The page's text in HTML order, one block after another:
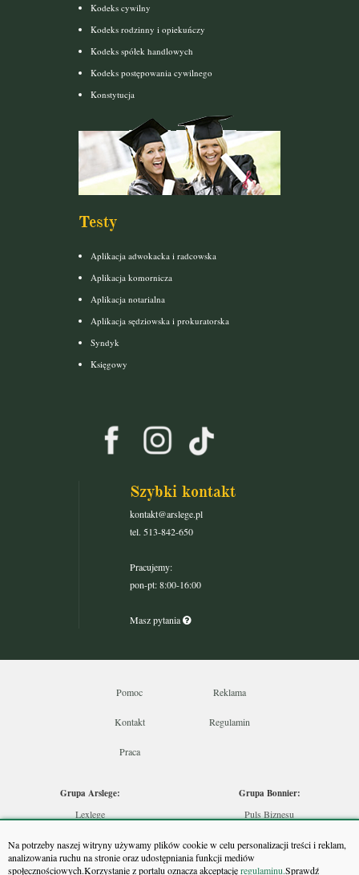
Na potrzeby naszej witryny używamy plików cookie w celu personalizacji treści i reklam,
analizowania ruchu na stronie oraz udostępniania funkcji mediów
społecznościowych.Korzystanie z portalu oznacza akceptacjęregulaminu.Sprawdź
Kodeks cywilny
Kodeks rodzinny i opiekuńczy
Kodeks spółek handlowych
Kodeks postępowania cywilnego
Konstytucja
Testy
Aplikacja adwokacka i radcowska
Aplikacja komornicza
Aplikacja notarialna
Aplikacja sędziowska i prokuratorska
Syndyk
Księgowy
Szybki kontakt
kontakt@arslege.pl
tel. 513-842-650
Pracujemy:
pon-pt: 8:00-16:00
Masz pytania
Pomoc Reklama
Kontakt Regulamin
Praca
Grupa Arslege:
Lexlege
Skarbowcy
Urzędnik
Grupa Bonnier:
Puls Biznesu
Puls Medycyny
Monitor Firm